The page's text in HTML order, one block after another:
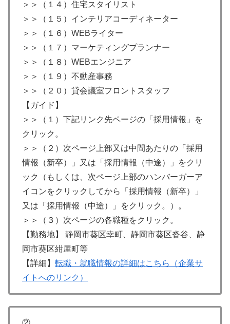
＞＞（１４）住宅スタイリスト
＞＞（１５）インテリアコーディネーター
＞＞（１６）WEBライター
＞＞（１７）マーケティングプランナー
＞＞（１８）WEBエンジニア
＞＞（１９）不動産事務
＞＞（２０）貸会議室フロントスタッフ
【ガイド】
＞＞（１）下記リンク先ページの「採用情報」を
クリック。
＞＞（２）次ページ上部又は中間あたりの「採用
情報（新卒）」又は「採用情報（中途）」をクリ
ック（もしくは、次ページ上部のハンバーガーア
イコンをクリックしてから「採用情報（新卒）」
又は「採用情報（中途）」をクリック。）。
＞＞（３）次ページの各職種をクリック。
【勤務地】 静岡市葵区幸町、静岡市葵区沓谷、静
岡市葵区紺屋町等
【詳細】 転職・就職情報の詳細はこちら（企業サ
イトへのリンク）